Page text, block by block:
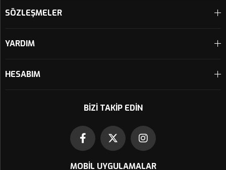
SÖZLEŞMELER
YARDIM
HESABIM
BIZI TAKIP EDIN
MOBIL UYGULAMALAR